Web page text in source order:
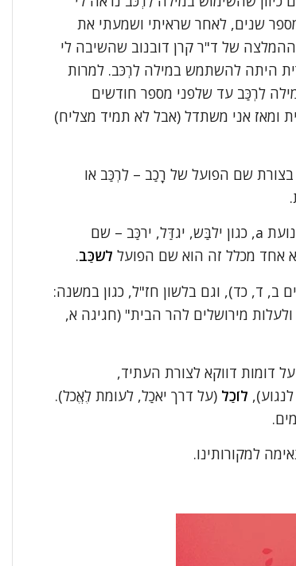
מספר שנים, לאחר שראיתי ושמעתי את
של ד"ר קרן דובנוב שהשיבה לי
היתה להשתמש במילה לִרְכֹּב. למרות
לִרְכַּב עד שלפני מספר חודשים
ומאז אני משתדל (אבל לא תמיד מצליח)
שם הפועל של רָכַב – לִרְכַּב או
עיון במקרא מעלה שפועלי בניין קל הנוטים בעתיד בתנועת a, כגון ילבַּש, יגדַּל, ירכַּב – שם
אחד מכלל זה הוא שם הפועל לשכַּב.
ב, ד, כד), וגם בלשון חז"ל, כגון במשנה:
מירושלים להר הבית" (חגיגה א,
דומות דווקא לצורת העתיד,
לוֹכַל (על דרך יֹאכַל, לעומת לֶאֱכֹל).
למקורותינו.